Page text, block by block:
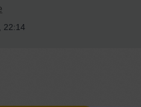
22:14